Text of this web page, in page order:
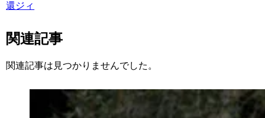
還ジィ
関連記事
関連記事は見つかりませんでした。